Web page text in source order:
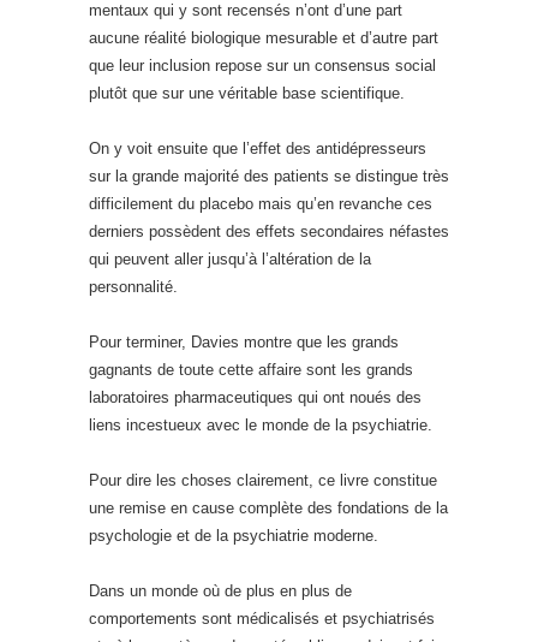
mentaux qui y sont recensés n’ont d’une part
aucune réalité biologique mesurable et d’autre part
que leur inclusion repose sur un consensus social
plutôt que sur une véritable base scientifique.
On y voit ensuite que l’effet des antidépresseurs
sur la grande majorité des patients se distingue très
difficilement du placebo mais qu’en revanche ces
derniers possèdent des effets secondaires néfastes
qui peuvent aller jusqu’à l’altération de la
personnalité.
Pour terminer, Davies montre que les grands
gagnants de toute cette affaire sont les grands
laboratoires pharmaceutiques qui ont noués des
liens incestueux avec le monde de la psychiatrie.
Pour dire les choses clairement, ce livre constitue
une remise en cause complète des fondations de la
psychologie et de la psychiatrie moderne.
Dans un monde où de plus en plus de
comportements sont médicalisés et psychiatrisés